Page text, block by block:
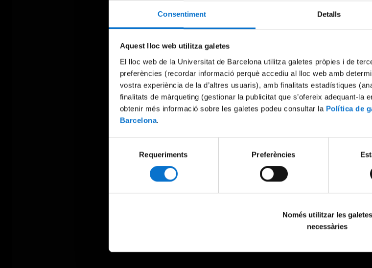
Consentiment Detalls
Aquest lloc web utilitza galetes
El lloc web de la Universitat de Barcelona utilitza galetes pròpies i de
preferències (recordar informació perquè accediu al lloc web amb
vostra experiència de la d’altres usuaris), amb finalitats estadístiques
finalitats de màrqueting (gestionar la publicitat que s’ofereix adequant-la
obtenir més informació sobre les galetes podeu consultar la Política de
Barcelona.
consentiment
Requeriments Preferències
Només utilitzar les galetes
necessàries